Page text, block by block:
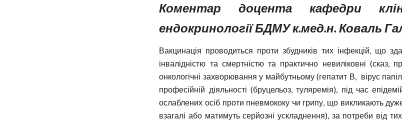
Коментар доцента кафедри
ендокринології БДМУ к.мед.н. Коваль
Вакцинація проводиться проти збудників тих інфекцій, що
інвалідністю та смертністю та практично невиліковні
онкологічні захворювання у майбутньому (гепатит В, вірус
професійній діяльності (бруцельоз, туляремія), під час
ослаблених осіб проти пневмококу чи грипу, що викликають
взагалі або матимуть серйозні ускладнення), за потреби від